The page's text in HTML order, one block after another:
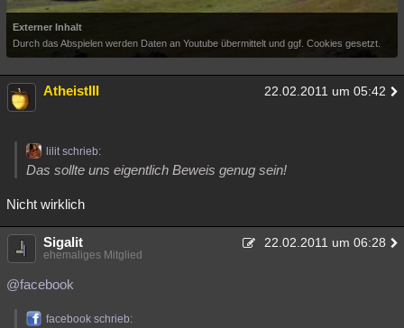
Externer Inhalt
Durch das Abspielen werden Daten an Youtube übermittelt und ggf. Cookies gesetzt.
AtheistIII 22.02.2011 um 05:42
lilit schrieb:
Das sollte uns eigentlich Beweis genug sein!
Nicht wirklich
Sigalit 22.02.2011 um 06:28
ehemaliges Mitglied
@facebook
facebook schrieb: